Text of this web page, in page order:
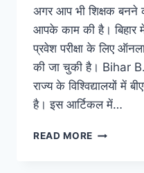
अगर आप भी शिक्षक बनने
आपके काम की है। बिहार
प्रवेश परीक्षा के लिए
की जा चुकी है। Bihar
राज्य के विश्विद्यालयों में
है। इस आर्टिकल में…
READ MORE BIHAR